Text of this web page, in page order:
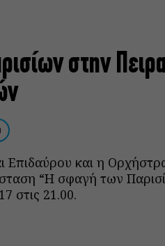
στην
Επιδαύρου και η
“Η σφαγή των
στις 21.00.